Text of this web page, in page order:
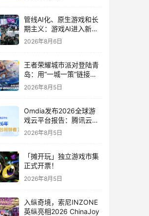
管线AI化、原生游戏和长
期主义：游戏AI进入新共
识时代
2026年8月6日
王者荣耀城市派对登陆青
岛：用“一城一策”链接海
洋场景，以双向奔赴带动
夏日文旅
2026年8月5日
Omdia发布2026全球游
戏云平台报告：腾讯云连
续两年入选“领导者”象限
2026年8月5日
「摊开玩」独立游戏市集
正式开票！
2026年8月5日
入纵奇境，索尼INZONE
英纵亮相2026 ChinaJoy